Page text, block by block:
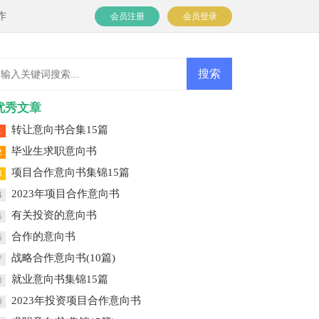
会员登录
会员注册
秀文章
转让意向书合集15篇
毕业生求职意向书
项目合作意向书集锦15篇
2023年项目合作意向书
有关投资的意向书
合作的意向书
战略合作意向书(10篇)
就业意向书集锦15篇
2023年投资项目合作意向书